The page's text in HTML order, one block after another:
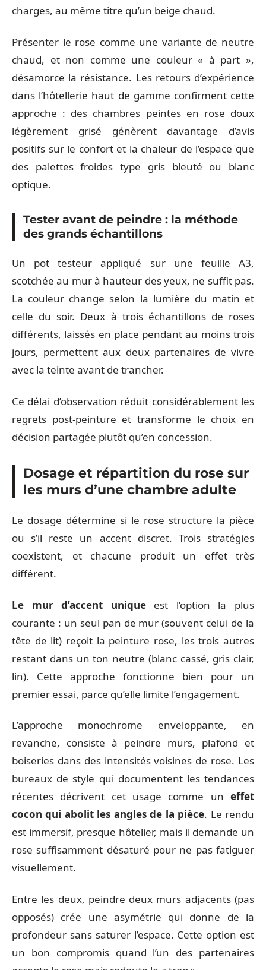
charges, au même titre qu’un beige chaud.
Présenter le rose comme une variante de neutre
chaud, et non comme une couleur « à part »,
désamorce la résistance. Les retours d’expérience
dans l’hôtellerie haut de gamme confirment cette
approche : des chambres peintes en rose doux
légèrement grisé génèrent davantage d’avis
positifs sur le confort et la chaleur de l’espace que
des palettes froides type gris bleuté ou blanc
optique.
Tester avant de peindre : la méthode
des grands échantillons
Un pot testeur appliqué sur une feuille A3,
scotchée au mur à hauteur des yeux, ne suffit pas.
La couleur change selon la lumière du matin et
celle du soir. Deux à trois échantillons de roses
différents, laissés en place pendant au moins trois
jours, permettent aux deux partenaires de vivre
avec la teinte avant de trancher.
Ce délai d’observation réduit considérablement les
regrets post-peinture et transforme le choix en
décision partagée plutôt qu’en concession.
Dosage et répartition du rose sur
les murs d’une chambre adulte
Le dosage détermine si le rose structure la pièce
ou s’il reste un accent discret. Trois stratégies
coexistent, et chacune produit un effet très
différent.
Le mur d’accent uniqueest l’option la plus
courante : un seul pan de mur (souvent celui de la
tête de lit) reçoit la peinture rose, les trois autres
restant dans un ton neutre (blanc cassé, gris clair,
lin). Cette approche fonctionne bien pour un
premier essai, parce qu’elle limite l’engagement.
L’approche monochrome enveloppante, en
revanche, consiste à peindre murs, plafond et
boiseries dans des intensités voisines de rose. Les
bureaux de style qui documentent les tendances
récentes décrivent cet usage comme un effet
cocon qui abolit les angles de la pièce. Le rendu
est immersif, presque hôtelier, mais il demande un
rose suffisamment désaturé pour ne pas fatiguer
visuellement.
Entre les deux, peindre deux murs adjacents (pas
opposés) crée une asymétrie qui donne de la
profondeur sans saturer l’espace. Cette option est
un bon compromis quand l’un des partenaires